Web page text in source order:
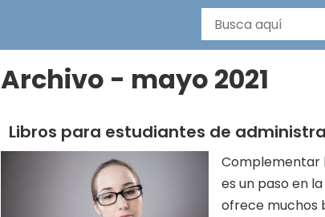
Archivo - mayo 2021
Libros para estudiantes de
Complementar
es un paso en
ofrece muchos